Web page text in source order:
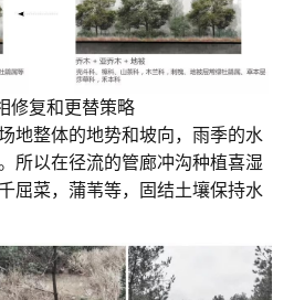
修复和更替策略
地整体的地势和坡向，雨季的水
所以在径流的管廊冲沟种植喜湿
菜，蒲苇等，固结土壤保持水